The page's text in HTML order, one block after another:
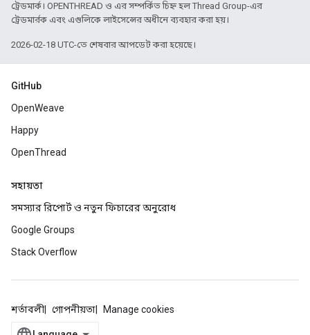
ট্রেডমার্ক। OPENTHREAD ও এর সম্পর্কিত চিহ্ন হল Thread Group-এর
ট্রেডমার্রক এবং এগুলিকে লাইসেন্সের অধীনে ব্যবহার করা হয়।
2026-02-18 UTC-তে শেষবার আপডেট করা হয়েছে।
GitHub
OpenWeave
Happy
OpenThread
সহায়তা
সমস্যার রিপোর্ট ও নতুন ফিচারের অনুরোধ
Google Groups
Stack Overflow
শর্তাবলী গোপনীয়তা Manage cookies